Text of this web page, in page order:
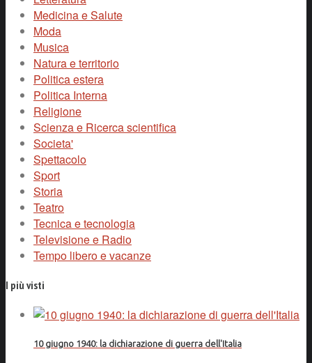
Medicina e Salute
Moda
Musica
Natura e territorio
Politica estera
Politica Interna
Religione
Scienza e Ricerca scientifica
Societa'
Spettacolo
Sport
Storia
Teatro
Tecnica e tecnologia
Televisione e Radio
Tempo libero e vacanze
I più visti
10 giugno 1940: la dichiarazione di guerra dell'Italia